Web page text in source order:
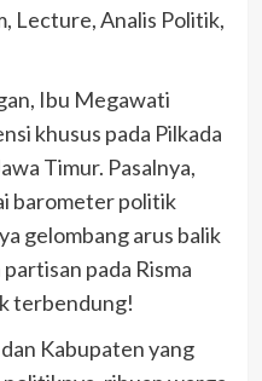
Lecture, Analis Politik,
Ibu Megawati
khusus pada Pilkada
Timur. Pasalnya,
barometer politik
gelombang arus balik
pada Risma
terbendung!
Kabupaten yang